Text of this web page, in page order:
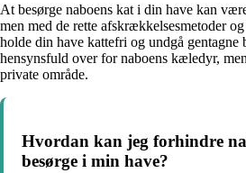
At besørge naboens kat i din have kan
men med de rette afskrækkelsesmetoder
holde din have kattefri og undgå gentagne
hensynsfuld over for naboens kæledyr,
private område.
Hvordan kan jeg forhindre
besørge i min have?